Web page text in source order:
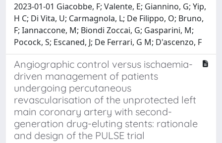
2023-01-01 Giacobbe, F; Valente, E; Giannino, G; Yip,
H C; Di Vita, U; Carmagnola, L; De Filippo, O; Bruno,
F; Iannaccone, M; Biondi Zoccai, G; Gasparini, M;
Pocock, S; Escaned, J; De Ferrari, G M; D'ascenzo, F
Angiographic control versus ischaemia-
driven management of patients
undergoing percutaneous
revascularisation of the unprotected left
main coronary artery with second-
generation drug-eluting stents: rationale
and design of the PULSE trial